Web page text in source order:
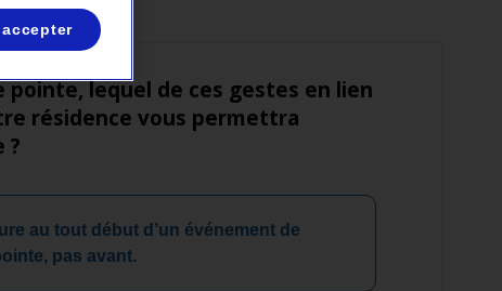
pointe, lequel de ces gestes en lien
résidence vous permettra
?
au tout début d’un événement de
pas avant.